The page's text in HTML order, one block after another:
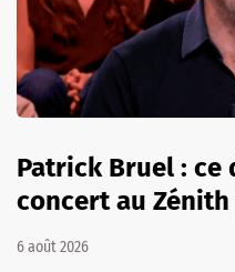
Patrick Bruel : ce
concert au
6 août 2026